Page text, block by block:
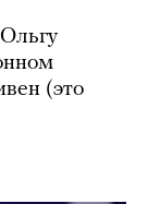
(это